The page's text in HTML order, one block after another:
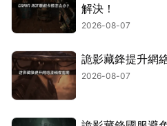
解決！
2026-08-07
詭影藏鋒提升網
2026-08-07